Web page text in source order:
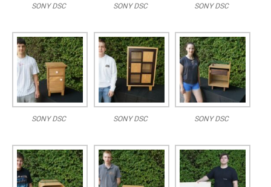
SONY DSC SONY DSC SONY DSC
SONY DSC SONY DSC SONY DSC